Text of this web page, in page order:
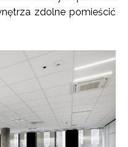
zdolne pomieścić